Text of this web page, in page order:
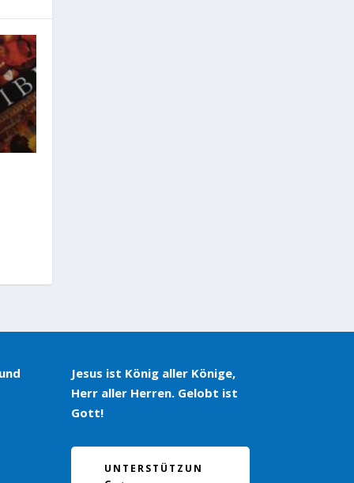
Jesus ist König aller Könige,
Herr aller Herren. Gelobt ist
Gott!
UNTERSTÜTZUN